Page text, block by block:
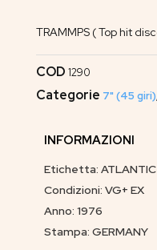
TRAMMPS ( Top hit
COD 1290
Categorie 7" (45 giri)
INFORMAZIONI
Etichetta:
Condizioni: VG+ EX
Anno: 1976
Stampa: GERMANY